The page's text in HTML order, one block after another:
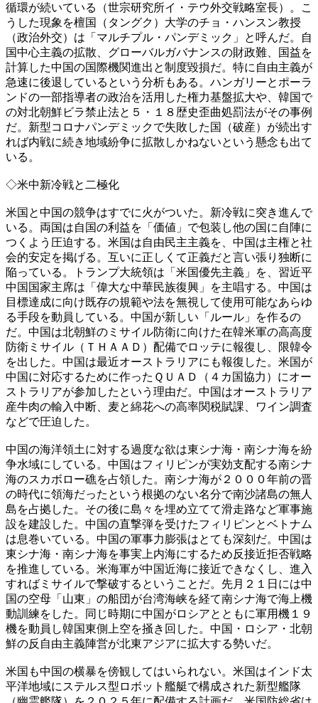
循環が続いている（世宗研究所イ・テウ外交戦略室長）。こ
うした現象を檀国（タングク）大学のチョ・ハンスン教授
（政治外交）は「マルチプル・パンデミック」と呼んだ。自
国中心主義の拡散、グローバルガバナンスの財政難、国益を
計算した中国の国際機関進出と制度毀損だ。特に自由主義が
急速に後退しているという分析もある。ハンガリーとポーラ
ンドの一部指導者の政治を活用した権力基盤拡大や、韓国で
の対北朝鮮ビラ禁止法と５・１８歴史歪曲処罰法がその事例
だ。新型コロナパンデミックで失敗した国（破産）が続出す
れば内戦に続き地域紛争に拡散しかねないという懸念も出て
いる。
◇米中新冷戦と二極化
米国と中国の競争はすでに火がついた。新冷戦に突き進んで
いる。両国は自国の利益を「価値」で包装し他の国に自陣に
つくよう圧迫する。米国は自由民主主義を、中国は主権と社
会的安定を掲げる。互いに正しくて正義だと言い張り独断に
陥っている。トランプ大統領は「米国優先主義」を、習近平
中国国家主席は「偉大な中華民族復興」を主唱する。中国は
目標達成に向け既存の規範や法を無視して使用可能なあらゆ
る手段を動員している。中国が新しい「ルール」を作るの
だ。中国は北朝鮮のミサイル防衛に向けた在韓米軍の高高度
防衛ミサイル（ＴＨＡＡＤ）配備でロッテに報復し、限韓令
を出した。中国は最近オーストラリアにも報復した。米国が
中国に対応するために作ったＱＵＡＤ（４カ国協力）にオー
ストラリアが参加したという理由だ。中国はオーストラリア
産牛肉の輸入中断、麦と綿花への高率関税賦課、ワイン調査
などで圧迫した。
中国の海洋領土に対する過度な欲は東シナ海・南シナ海を紛
争水域にしている。中国はフィリピンが実効支配する南シナ
海のスカボロー礁を占領した。南シナ海が２０００年前の晋
の時代に領海だったという根拠のない名分で南沙諸島の無人
島を占拠した。その後に島々を埋め立てて滑走路など軍事施
設を建設した。中国の直撃弾を受けたフィリピンとベトナム
は息巻いている。中国の軍事力膨張はとても深刻だ。中国は
東シナ海・南シナ海を事実上内海にするため反接近拒否戦略
を推進している。米海軍が中国近海に接近できなくし、進入
すればミサイルで撃破するということだ。先月２１日には中
国の空母「山東」の船団が台湾海峡を経て南シナ海で海上機
動訓練をした。同じ時期に中国がロシアとともに軍用機１９
機を動員し韓国東側上空を掻き回した。中国・ロシア・北朝
鮮の反自由主義陣営が北東アジアに拡大する勢いだ。
米国も中国の横暴を傍観してはいられない。米国はインド太
平洋地域にステルス型ロボット艦艇で構成された新型艦隊